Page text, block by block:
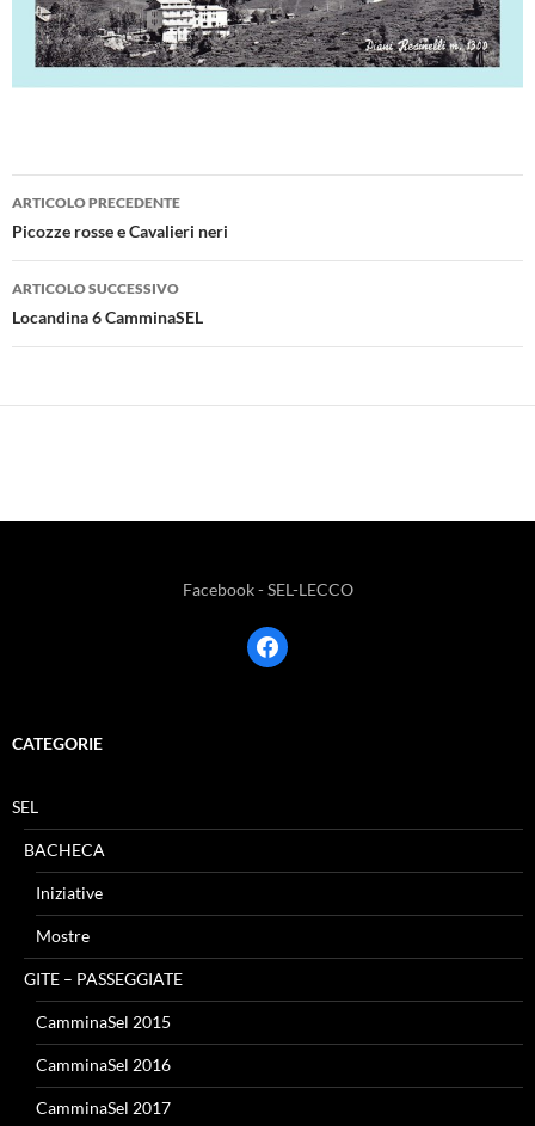
Navigazione
articolo
ARTICOLO PRECEDENTE
Picozze rosse e Cavalieri neri
ARTICOLO SUCCESSIVO
Locandina 6 CamminaSEL
Facebook - SEL-LECCO
facebook
CATEGORIE
SEL
BACHECA
Iniziative
Mostre
GITE – PASSEGGIATE
CamminaSel 2015
CamminaSel 2016
CamminaSel 2017